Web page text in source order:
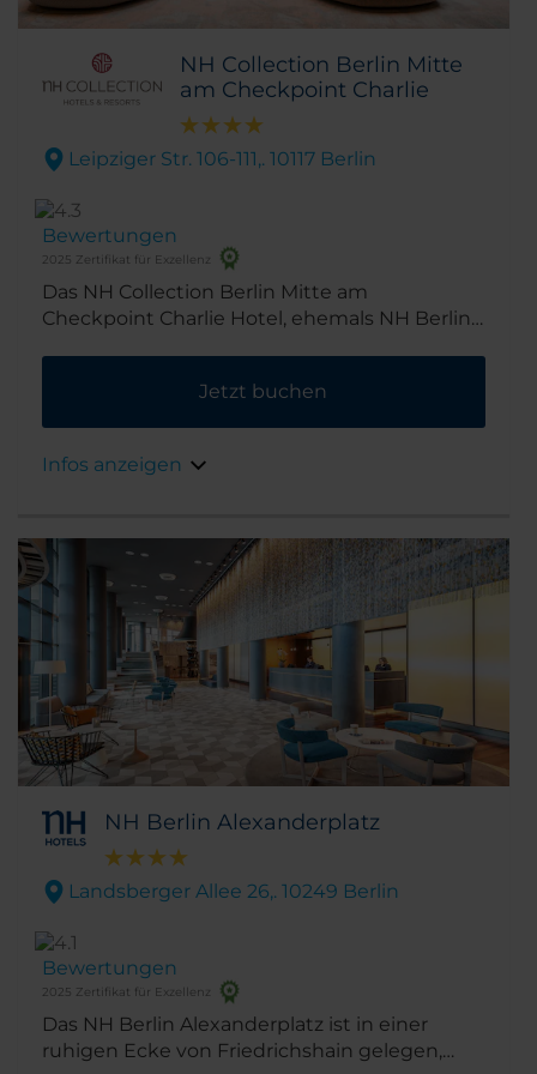
NH Collection Berlin Mitte
am Checkpoint Charlie
Leipziger Str. 106-111,. 10117 Berlin
Bewertungen
2025 Zertifikat für Exzellenz
Das NH Collection Berlin Mitte am
Checkpoint Charlie Hotel, ehemals NH Berlin
somit ein idealer Ausgangspunkt. Es sind nur
wenige Schritte zur Shoppingmeile
Läden und Boutiquen wie den Galeries
Jetzt buchen
Infos anzeigen
NH Berlin Alexanderplatz
Landsberger Allee 26,. 10249 Berlin
Bewertungen
2025 Zertifikat für Exzellenz
Das NH Berlin Alexanderplatz ist in einer
ruhigen Ecke von Friedrichshain gelegen,